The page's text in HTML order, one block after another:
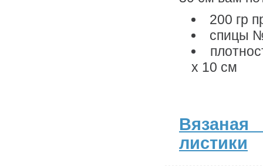
200 гр
спицы
х 10 см
листики